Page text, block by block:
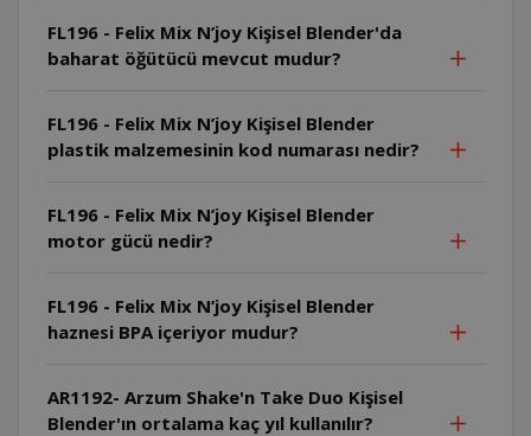
FL196 - Felix Mix N’joy Kişisel Blender'da
baharat öğütücü mevcut mudur?
FL196 - Felix Mix N’joy Kişisel Blender
plastik malzemesinin kod numarası nedir?
FL196 - Felix Mix N’joy Kişisel Blender
motor gücü nedir?
FL196 - Felix Mix N’joy Kişisel Blender
haznesi BPA içeriyor mudur?
AR1192- Arzum Shake'n Take Duo Kişisel
Blender'ın ortalama kaç yıl kullanılır?